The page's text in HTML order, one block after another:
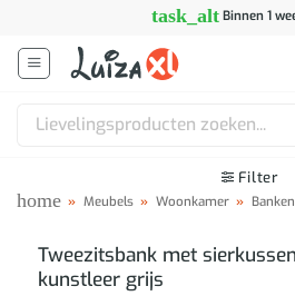
inhoud
task_alt Binnen 1
Zoeken
Filter
home » Meubels » Woonkamer » Banken
Tweezitsbank met
kunstleer grijs